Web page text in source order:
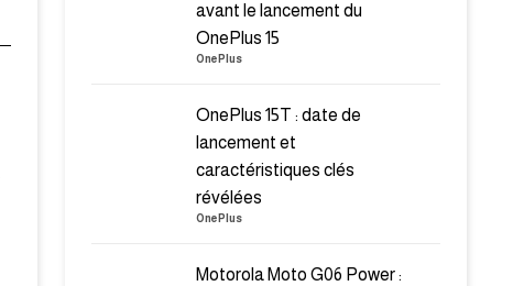
avant le lancement du
OnePlus 15
OnePlus
OnePlus 15T : date de
lancement et
caractéristiques clés
révélées
OnePlus
Motorola Moto G06 Power :